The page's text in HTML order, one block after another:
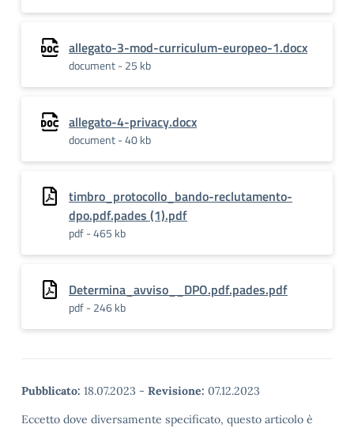
allegato-3-mod-curriculum-europeo-1.docx
document - 25 kb
allegato-4-privacy.docx
document - 40 kb
timbro_protocollo_bando-reclutamento-
dpo.pdf.pades (1).pdf
pdf - 465 kb
Determina_avviso__DPO.pdf.pades.pdf
pdf - 246 kb
Pubblicato: 18.07.2023 - Revisione: 07.12.2023
Eccetto dove diversamente specificato, questo articolo è